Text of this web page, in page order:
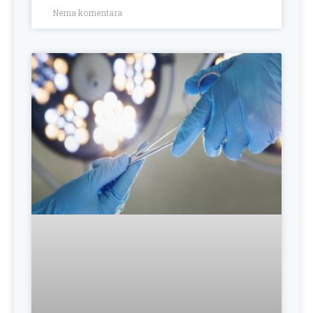
Nema komentara